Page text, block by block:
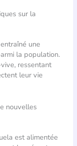
sur la
une
la population.
ressentant
leur vie
nouvelles
est alimentée